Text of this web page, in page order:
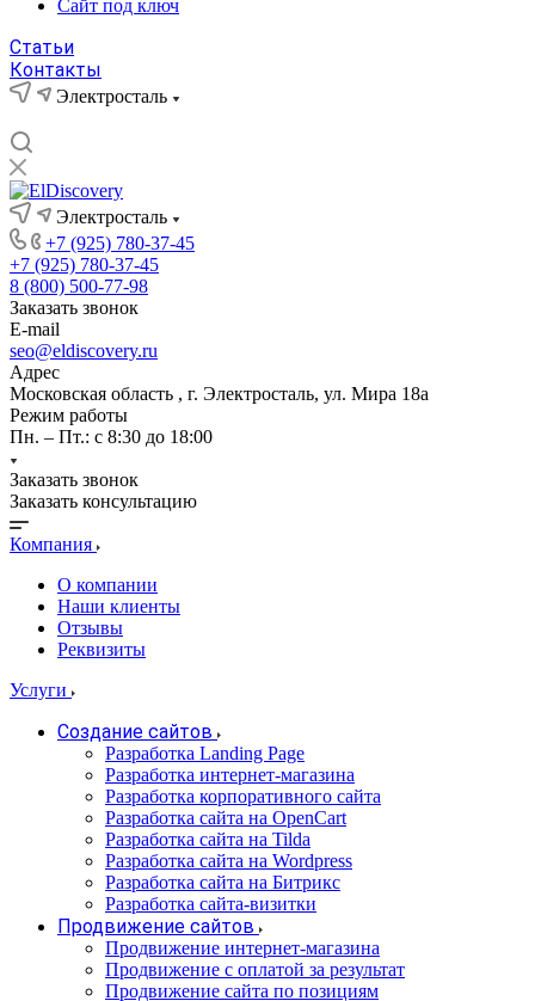
Сайт под ключ
Статьи
Контакты
Электросталь
Электросталь
+7 (925) 780-37-45
+7 (925) 780-37-45
8 (800) 500-77-98
Заказать звонок
E-mail
seo@eldiscovery.ru
Адрес
Московская область , г. Электросталь, ул. Мира 18а
Режим работы
Пн. – Пт.: с 8:30 до 18:00
Заказать звонок
Заказать консультацию
Компания
О компании
Наши клиенты
Отзывы
Реквизиты
Услуги
Создание сайтов
Разработка Landing Page
Разработка интернет-магазина
Разработка корпоративного сайта
Разработка сайта на OpenCart
Разработка сайта на Tilda
Разработка сайта на Wordpress
Разработка сайта на Битрикс
Разработка сайта-визитки
Продвижение сайтов
Продвижение интернет-магазина
Продвижение с оплатой за результат
Продвижение сайта по позициям